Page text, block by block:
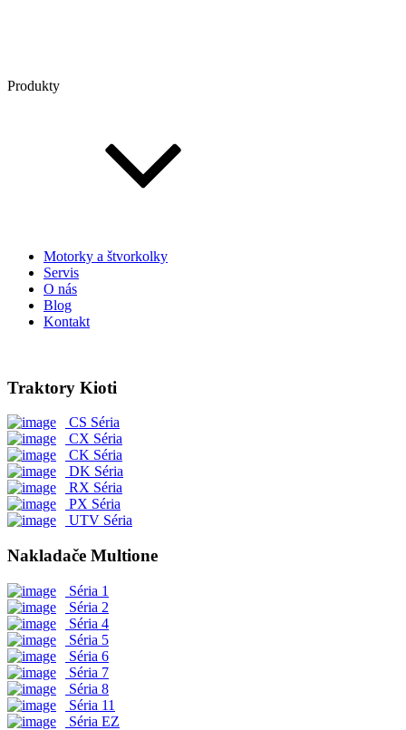
Produkty
Motorky a štvorkolky
Servis
O nás
Blog
Kontakt
Traktory Kioti
CS Séria
CX Séria
CK Séria
DK Séria
RX Séria
PX Séria
UTV Séria
Nakladače Multione
Séria 1
Séria 2
Séria 4
Séria 5
Séria 6
Séria 7
Séria 8
Séria 11
Séria EZ